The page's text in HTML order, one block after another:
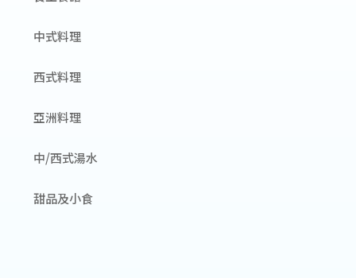
中式料理
西式料理
亞洲料理
中/西式湯水
甜品及小食